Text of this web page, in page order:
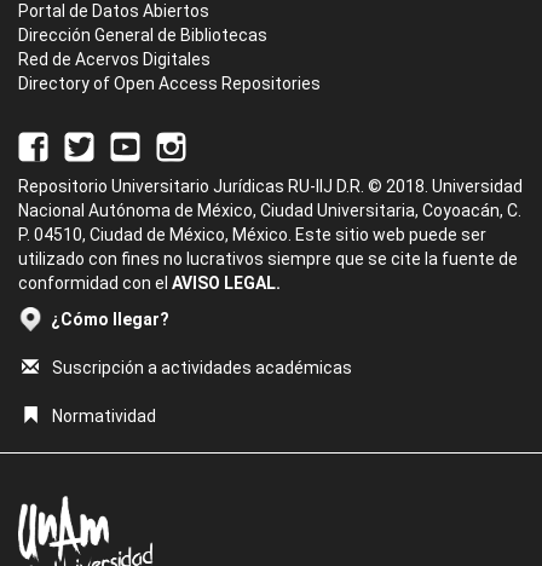
Portal de Datos Abiertos
Dirección General de Bibliotecas
Red de Acervos Digitales
Directory of Open Access Repositories
Repositorio Universitario Jurídicas RU-IIJ D.R. © 2018. Universidad
Nacional Autónoma de México, Ciudad Universitaria, Coyoacán, C.
P. 04510, Ciudad de México, México. Este sitio web puede ser
utilizado con fines no lucrativos siempre que se cite la fuente de
conformidad con el AVISO LEGAL.
¿Cómo llegar?
Suscripción a actividades académicas
Normatividad